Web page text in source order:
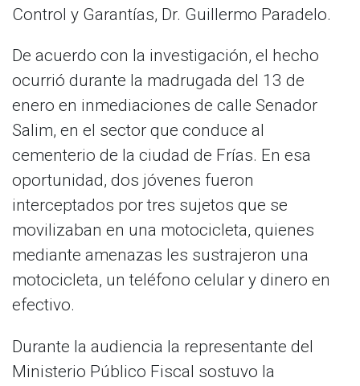
Control y Garantías, Dr. Guillermo Paradelo.
De acuerdo con la investigación, el hecho
ocurrió durante la madrugada del 13 de
enero en inmediaciones de calle Senador
Salim, en el sector que conduce al
cementerio de la ciudad de Frías. En esa
oportunidad, dos jóvenes fueron
interceptados por tres sujetos que se
movilizaban en una motocicleta, quienes
mediante amenazas les sustrajeron una
motocicleta, un teléfono celular y dinero en
efectivo.
Durante la audiencia la representante del
Ministerio Público Fiscal sostuvo la